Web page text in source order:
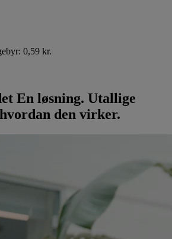
0,59 kr.
En løsning. Utallige
den virker.